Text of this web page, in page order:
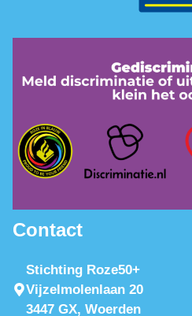
Contact
Stichting Roze50+
Vijzelmolenlaan 20
3447 GX, Woerden